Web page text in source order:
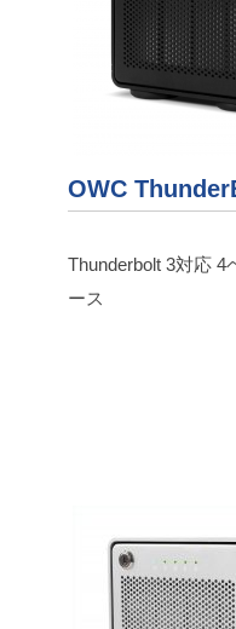
OWC
Thunderbolt 3対応 4
ース